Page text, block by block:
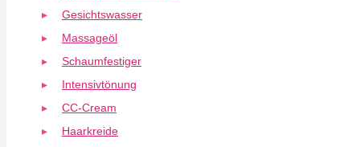
Gesichtswasser
Massageöl
Schaumfestiger
Intensivtönung
CC-Cream
Haarkreide